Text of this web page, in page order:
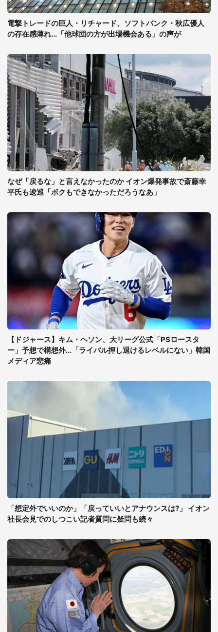
電撃トレードの巨人・リチャード、ソフトバンク・秋広優人
の存在感薄れ...「他球団の方が出場機会ある」の声が
なぜ「戻るな」と言えなかったのか イオン爆発事故で斎藤幸
平氏も逡巡「ボクもできなかっただろうなあ」
【ドジャース】キム・ヘソン、大リーグ公式「PSロースタ
ー」予想で構想外...「ライバル押し退けるレベルにない」韓国
メディア悲痛
「想定外でいいのか」「戻っていいとアナウンスは?」 イオン
社長会見でのしつこい記者質問に疑問も続々